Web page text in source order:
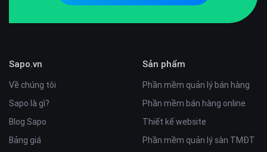
Sapo.vn
Về chúng tôi
Sapo là gì?
Blog Sapo
Bảng giá
Sản phẩm
Phần mềm quản lý bán hàng
Phần mềm bán hàng online
Thiết kế website
Phần mềm quản lý sàn TMĐT